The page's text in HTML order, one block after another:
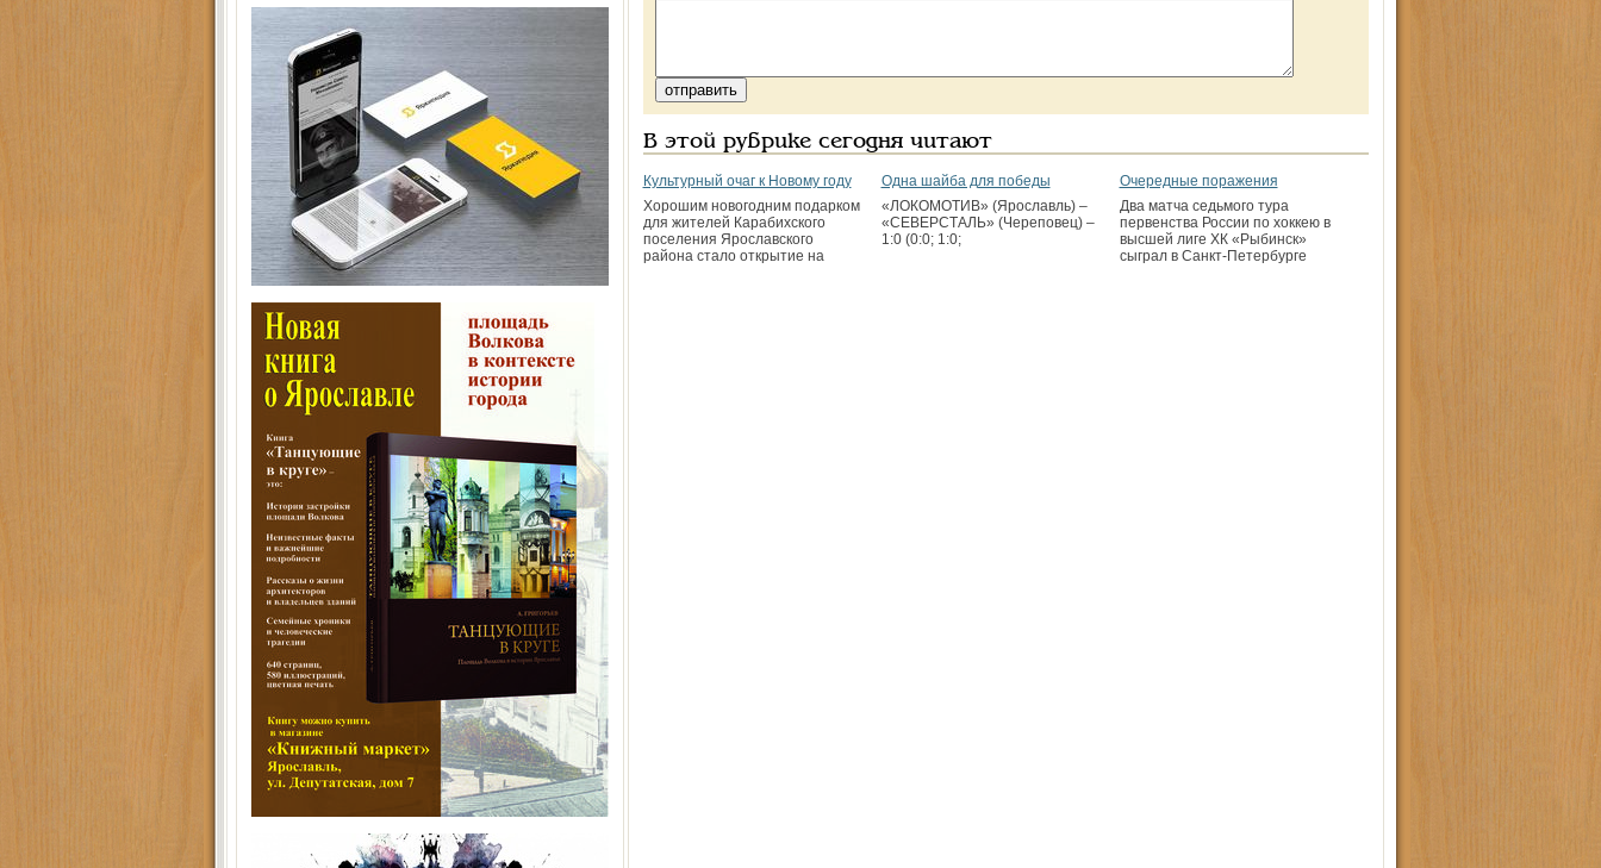
В этой рубрике сегодня читают
Культурный очаг к Новому году
Хорошим новогодним подарком
для жителей Карабихского
поселения Ярославского
района стало открытие на
Одна шайба для победы
«ЛОКОМОТИВ» (Ярославль) –
«СЕВЕРСТАЛЬ» (Череповец) –
1:0 (0:0; 1:0;
Очередные поражения
Два матча седьмого тура
первенства России по хоккею в
высшей лиге ХК «Рыбинск»
сыграл в Санкт-Петербурге